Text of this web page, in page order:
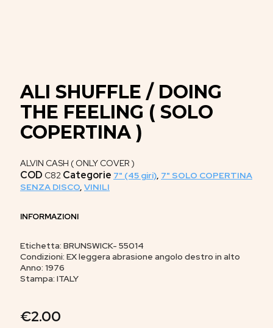
ALI SHUFFLE / DOING
THE FEELING ( SOLO
COPERTINA )
ALVIN CASH ( ONLY COVER )
COD C82 Categorie 7" (45 giri), 7" SOLO COPERTINA
SENZA DISCO, VINILI
INFORMAZIONI
Etichetta: BRUNSWICK- 55014
Condizioni: EX leggera abrasione angolo destro in alto
Anno: 1976
Stampa: ITALY
€2.00